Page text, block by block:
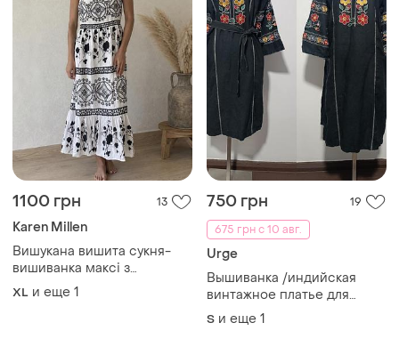
1100 грн 13
Karen Millen
Вишукана вишита сукня-
вишиванка максі з
красивою спиною
XL и еще 1
750 грн
19
675 грн с 10 авг.
Urge
Вышиванка /индийская
винтажное платье для
создания аутентичной
вышиванки (или как есть), m
S и еще 1